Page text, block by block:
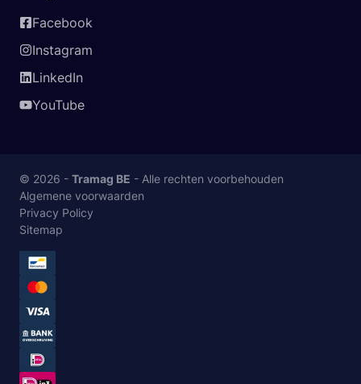
Facebook
Instagram
LinkedIn
YouTube
© 2026 - Tramag BE - Alle rechten voorbehouden
Algemene voorwaarden
Privacy Policy
Sitemap